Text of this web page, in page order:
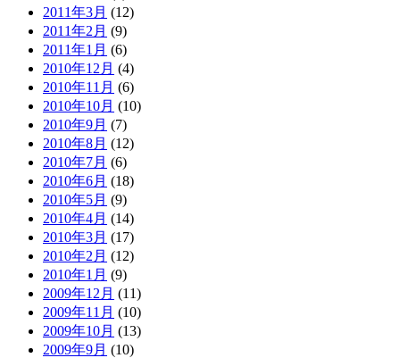
2011年3月 (12)
2011年2月 (9)
2011年1月 (6)
2010年12月 (4)
2010年11月 (6)
2010年10月 (10)
2010年9月 (7)
2010年8月 (12)
2010年7月 (6)
2010年6月 (18)
2010年5月 (9)
2010年4月 (14)
2010年3月 (17)
2010年2月 (12)
2010年1月 (9)
2009年12月 (11)
2009年11月 (10)
2009年10月 (13)
2009年9月 (10)